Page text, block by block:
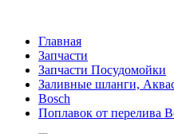
Главная
Запчасти
Запчасти Посудомойки
Заливные шланги,
Bosch
Поплавок от перелива